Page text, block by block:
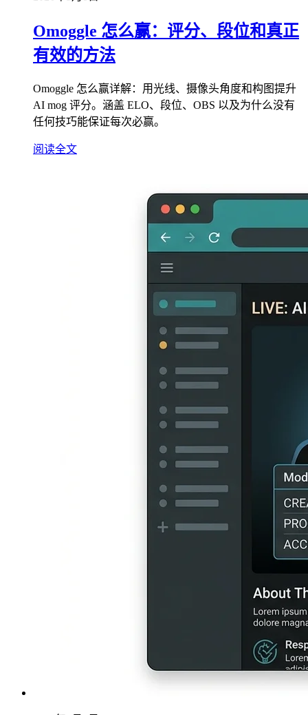
Omoggle 怎么赢：评分、段位和真正
有效的方法
Omoggle 怎么赢详解：用光线、摄像头角度和构图提升
AI mog 评分。涵盖 ELO、段位、OBS 以及为什么没有
任何技巧能保证每次必赢。
阅读全文